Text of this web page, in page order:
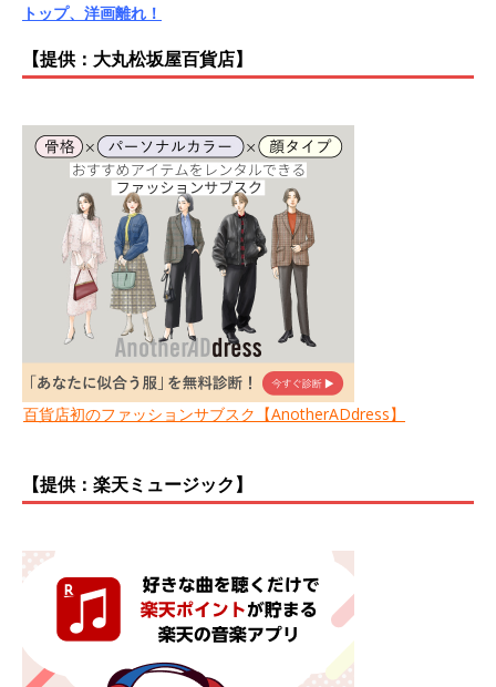
トップ、洋画離れ！
【提供：大丸松坂屋百貨店】
百貨店初のファッションサブスク【AnotherADdress】
【提供：楽天ミュージック】